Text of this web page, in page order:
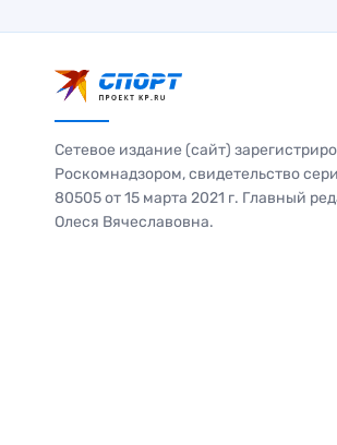
Сетевое издание (сайт)
Роскомнадзором, свидетельство
80505 от 15 марта 2021 г. Главный
Олеся Вячеславовна.